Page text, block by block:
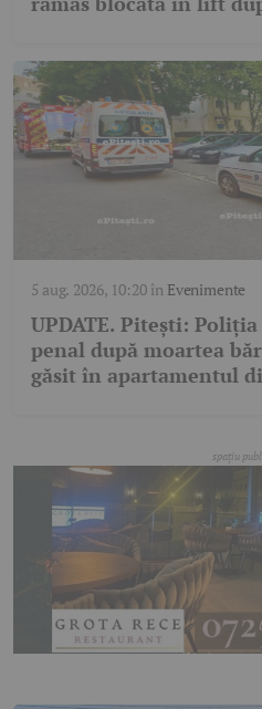
5 aug. 2026, 10:20în Evenimente
UPDATE. Pitești:
penal după moartea
găsit în apartamentul